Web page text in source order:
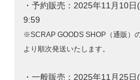
・予約販売：2025年11月10
9:59
※SCRAP GOODS SHOP（通販）
より順次発送いたします。
・一般販売：2025年11月25